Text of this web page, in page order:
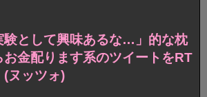
験として興味あるな…」的な枕
金配ります系のツイートをRT
ヌッツォ)